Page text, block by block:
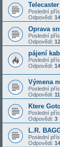
Poslední
Odpovědi: 14
Oprava
Poslední
Odpovědi: 12
pájení
Poslední
Odpovědi:
Výmena
Poslední
Odpovědi: 11
Ktere
Poslední
Odpovědi: 3
L.R.
Poslední
Odpovědi: 14